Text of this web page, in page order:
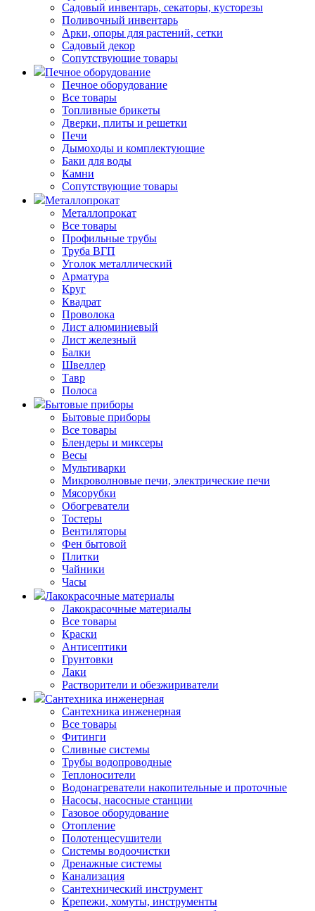
Садовый инвентарь, секаторы, кусторезы
Поливочный инвентарь
Арки, опоры для растений, сетки
Садовый декор
Сопутствующие товары
Печное оборудование
Печное оборудование
Все товары
Топливные брикеты
Дверки, плиты и решетки
Печи
Дымоходы и комплектующие
Баки для воды
Камни
Сопутствующие товары
Металлопрокат
Металлопрокат
Все товары
Профильные трубы
Труба ВГП
Уголок металлический
Арматура
Круг
Квадрат
Проволока
Лист алюминиевый
Лист железный
Балки
Швеллер
Тавр
Полоса
Бытовые приборы
Бытовые приборы
Все товары
Блендеры и миксеры
Весы
Мультиварки
Микроволновые печи, электрические печи
Мясорубки
Обогреватели
Тостеры
Вентиляторы
Фен бытовой
Плитки
Чайники
Часы
Лакокрасочные материалы
Лакокрасочные материалы
Все товары
Краски
Антисептики
Грунтовки
Лаки
Растворители и обезжириватели
Сантехника инженерная
Сантехника инженерная
Все товары
Фитинги
Сливные системы
Трубы водопроводные
Теплоносители
Водонагреватели накопительные и проточные
Насосы, насосные станции
Газовое оборудование
Отопление
Полотенцесушители
Системы водоочистки
Дренажные системы
Канализация
Сантехнический инструмент
Крепежи, хомуты, инструменты